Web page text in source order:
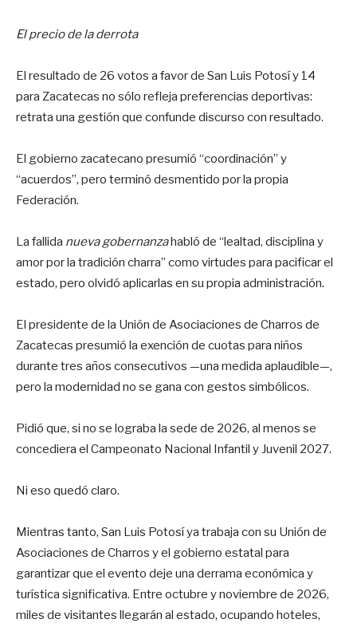
El precio de la derrota
El resultado de 26 votos a favor de San Luis Potosí y 14
para Zacatecas no sólo refleja preferencias deportivas:
retrata una gestión que confunde discurso con resultado.
El gobierno zacatecano presumió “coordinación” y
“acuerdos”, pero terminó desmentido por la propia
Federación.
La fallida nueva gobernanzahabló de “lealtad, disciplina y
amor por la tradición charra” como virtudes para pacificar el
estado, pero olvidó aplicarlas en su propia administración.
El presidente de la Unión de Asociaciones de Charros de
Zacatecas presumió la exención de cuotas para niños
durante tres años consecutivos —una medida aplaudible—,
pero la modernidad no se gana con gestos simbólicos.
Pidió que, si no se lograba la sede de 2026, al menos se
concediera el Campeonato Nacional Infantil y Juvenil 2027.
Ni eso quedó claro.
Mientras tanto, San Luis Potosí ya trabaja con su Unión de
Asociaciones de Charros y el gobierno estatal para
garantizar que el evento deje una derrama económica y
turística significativa. Entre octubre y noviembre de 2026,
miles de visitantes llegarán al estado, ocupando hoteles,